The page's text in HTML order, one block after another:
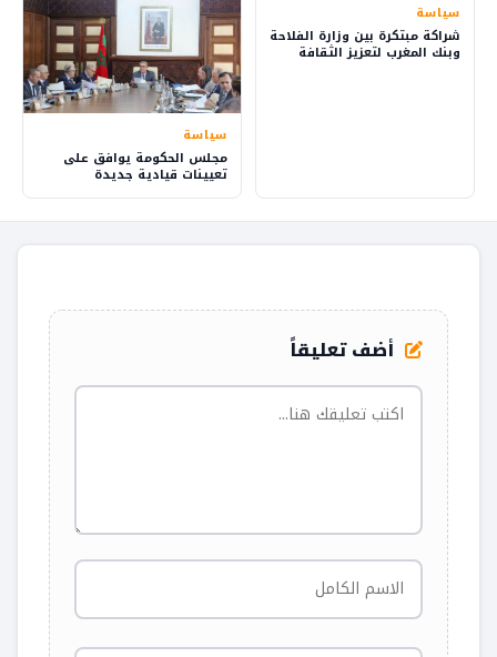
سياسة
شراكة مبتكرة بين وزارة الفلاحة
وبنك المغرب لتعزيز الثقافة
سياسة
مجلس الحكومة يوافق على
تعيينات قيادية جديدة
أضف تعليقاً